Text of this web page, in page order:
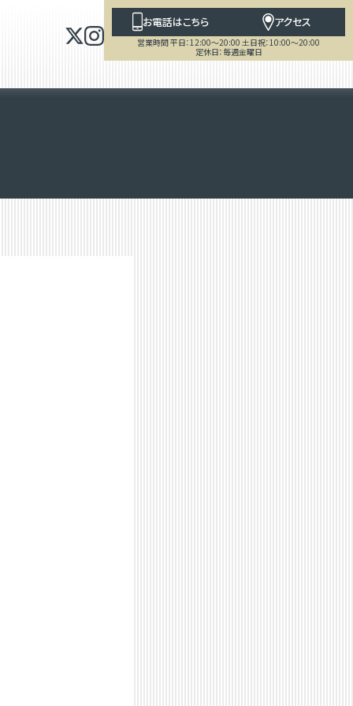
お電話はこちら アクセス
営業時間 平日：12:00～20:00 土日祝：10:00～20:00
定休日：毎週金曜日